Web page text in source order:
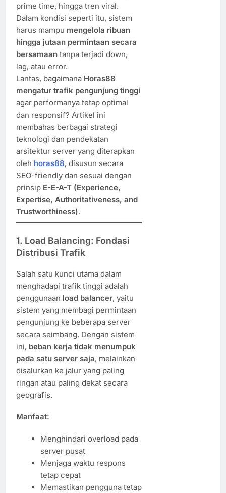
prime time, hingga tren viral.
Dalam kondisi seperti itu, sistem
harus mampu mengelola ribuan
hingga jutaan permintaan secara
bersamaan tanpa terjadi down,
lag, atau error.
Lantas, bagaimana Horas88
mengatur trafik pengunjung tinggi
agar performanya tetap optimal
dan responsif? Artikel ini
membahas berbagai strategi
teknologi dan pendekatan
arsitektur server yang diterapkan
oleh horas88, disusun secara
SEO-friendly dan sesuai dengan
prinsip E-E-A-T (Experience,
Expertise, Authoritativeness, and
Trustworthiness).
1. Load Balancing: Fondasi
Distribusi Trafik
Salah satu kunci utama dalam
menghadapi trafik tinggi adalah
penggunaan load balancer, yaitu
sistem yang membagi permintaan
pengunjung ke beberapa server
secara seimbang. Dengan sistem
ini, beban kerja tidak menumpuk
pada satu server saja, melainkan
disalurkan ke jalur yang paling
ringan atau paling dekat secara
geografis.
Manfaat:
Menghindari overload pada
server pusat
Menjaga waktu respons
tetap cepat
Memastikan pengguna tetap